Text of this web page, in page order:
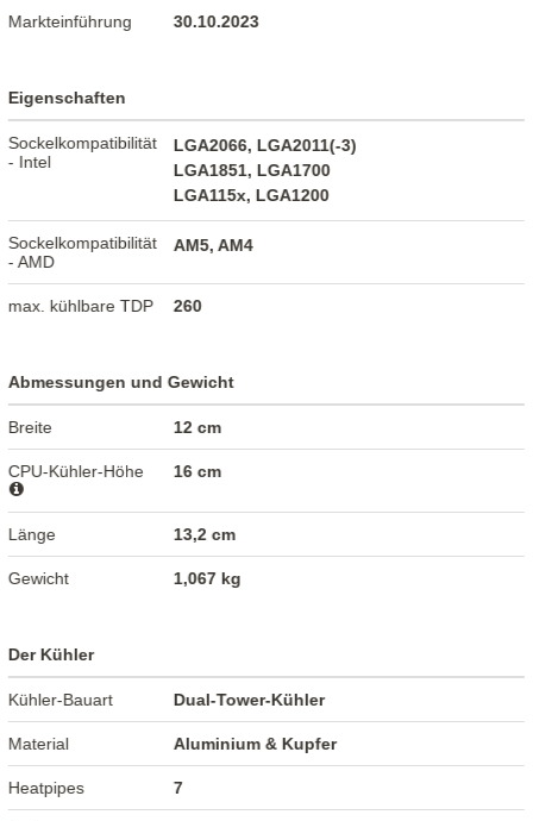
Markteinführung 30.10.2023
Eigenschaften
Sockelkompatibilität
- Intel
LGA2066, LGA2011(-3)
LGA1851, LGA1700
LGA115x, LGA1200
Sockelkompatibilität
- AMD
AM5, AM4
max. kühlbare TDP 260
Abmessungen und Gewicht
Breite 12 cm
CPU-Kühler-Höhe 16 cm
Länge 13,2 cm
Gewicht 1,067 kg
Der Kühler
Kühler-Bauart Dual-Tower-Kühler
Material Aluminium & Kupfer
Heatpipes 7